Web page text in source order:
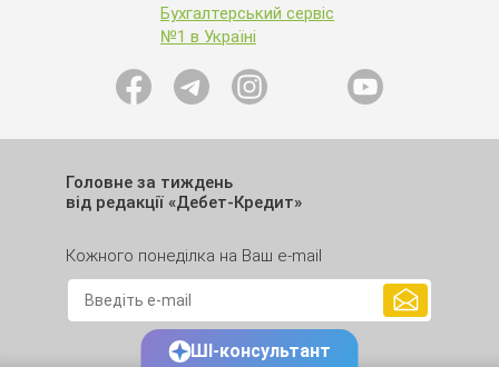
Головне за тиждень
від редакції «Дебет-Кредит»
Кожного понеділка на Ваш e-mail
ШІ-консультант